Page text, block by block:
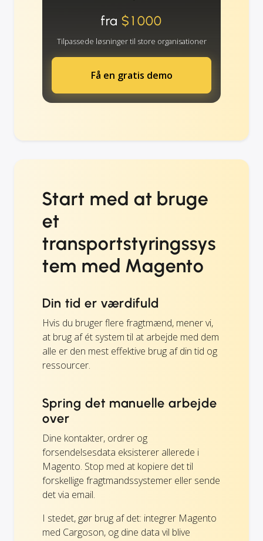
fra $1000
Tilpassede løsninger til store organisationer
Få en gratis demo
Start med at bruge
et
transportstyringssys
tem med Magento
Din tid er værdifuld
Hvis du bruger flere fragtmænd, mener vi,
at brug af ét system til at arbejde med dem
alle er den mest effektive brug af din tid og
ressourcer.
Spring det manuelle arbejde
over
Dine kontakter, ordrer og
forsendelsesdata eksisterer allerede i
Magento. Stop med at kopiere det til
forskellige fragtmandssystemer eller sende
det via email.
I stedet, gør brug af det: integrer Magento
med Cargoson, og dine data vil blive